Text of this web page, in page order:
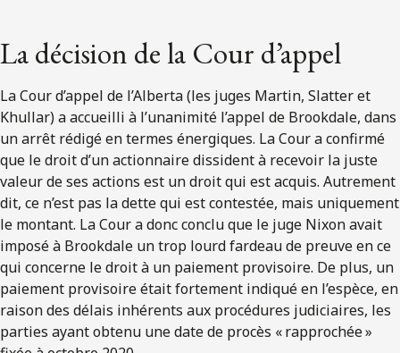
La décision de la Cour d’appel
La Cour d’appel de l’Alberta (les juges Martin, Slatter et
Khullar) a accueilli à l’unanimité l’appel de Brookdale, dans
un arrêt rédigé en termes énergiques. La Cour a confirmé
que le droit d’un actionnaire dissident à recevoir la juste
valeur de ses actions est un droit qui est acquis. Autrement
dit, ce n’est pas la dette qui est contestée, mais uniquement
le montant. La Cour a donc conclu que le juge Nixon avait
imposé à Brookdale un trop lourd fardeau de preuve en ce
qui concerne le droit à un paiement provisoire. De plus, un
paiement provisoire était fortement indiqué en l’espèce, en
raison des délais inhérents aux procédures judiciaires, les
parties ayant obtenu une date de procès « rapprochée »